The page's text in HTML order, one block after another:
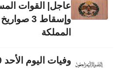
عاجل| القوات
وإسقاط 3
المملكة
وفيات اليوم الأحد 2026/7/19